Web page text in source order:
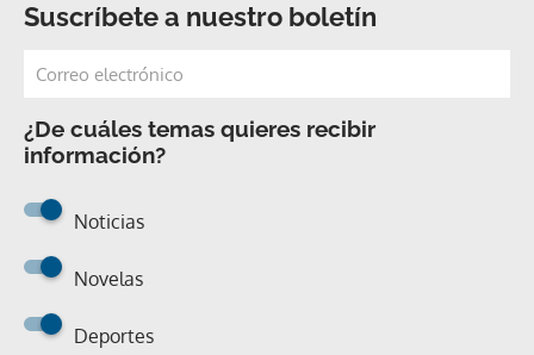
Suscríbete a nuestro boletín
¿De cuáles temas quieres recibir
información?
Noticias
Novelas
Deportes